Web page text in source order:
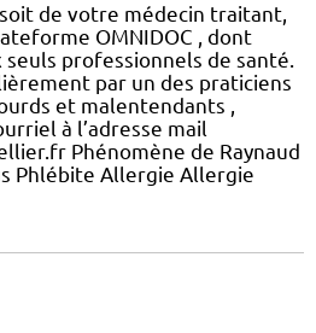
de votre médecin traitant,
OMNIDOC , dont
professionnels de santé.
par un des praticiens
et malentendants ,
à l’adresse mail
Phénomène de Raynaud
Phlébite Allergie Allergie